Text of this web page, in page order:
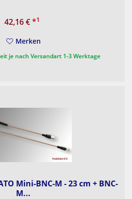
42,16 €*1
Merken
je nach Versandart 1-3 Werktage
Mini-BNC-M - 23 cm + BNC-
M...